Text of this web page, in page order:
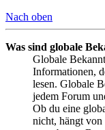
Nach oben
Was sind globale
Globale
Informationen,
lesen. Globale
jedem Forum
Ob du eine
nicht, hängt